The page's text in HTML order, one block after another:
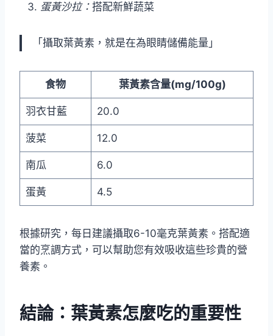
蛋黃沙拉： 搭配新鮮蔬菜
「攝取葉黃素，就是在為眼睛儲備能量」
食物 葉黃素含量(mg/100g)
羽衣甘藍 20.0
菠菜 12.0
南瓜 6.0
蛋黃 4.5
根據研究，每日建議攝取6-10毫克葉黃素。搭配適
當的烹調方式，可以幫助您有效吸收這些珍貴的營
養素。
結論：葉黃素怎麼吃的重要性